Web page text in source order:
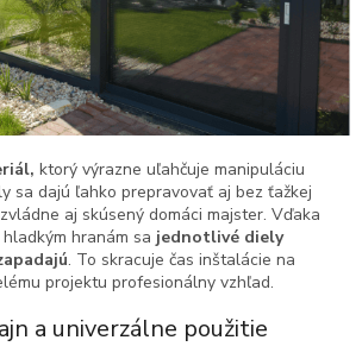
ktorý výrazne uľahčuje manipuláciu
sa dajú ľahko prepravovať aj bez ťažkej
aj skúsený domáci majster. Vďaka
hranám sa jednotlivé diely
. To skracuje čas inštalácie na
projektu profesionálny vzhľad.
a univerzálne použitie